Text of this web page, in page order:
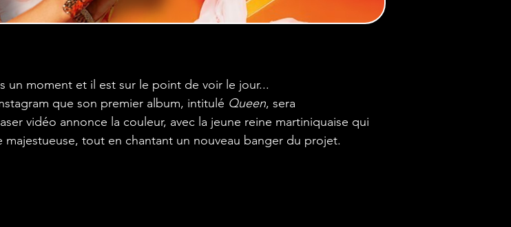
moment et il est sur le point de voir le jour...
que son premier album, intitulé Queen, sera
vidéo annonce la couleur, avec la jeune reine martiniquaise qui
tout en chantant un nouveau banger du projet.